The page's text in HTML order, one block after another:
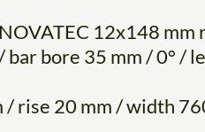
12x148 mm
bar bore 35 mm / 0° /
/ rise 20 mm / width